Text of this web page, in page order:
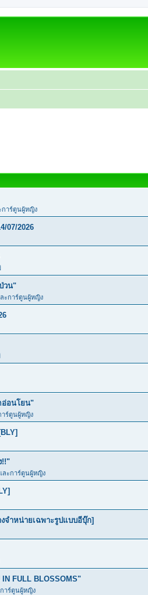
การ์ตูนผู้หญิง
07/2026
วน"
ะการ์ตูนผู้หญิง
อ่อนโยน"
าร์ตูนผู้หญิง
!!"
ละการ์ตูนผู้หญิง
จำหน่ายเฉพาะรูปแบบอีบุ๊ก]
IN FULL BLOSSOMS"
าร์ตูนผู้หญิง